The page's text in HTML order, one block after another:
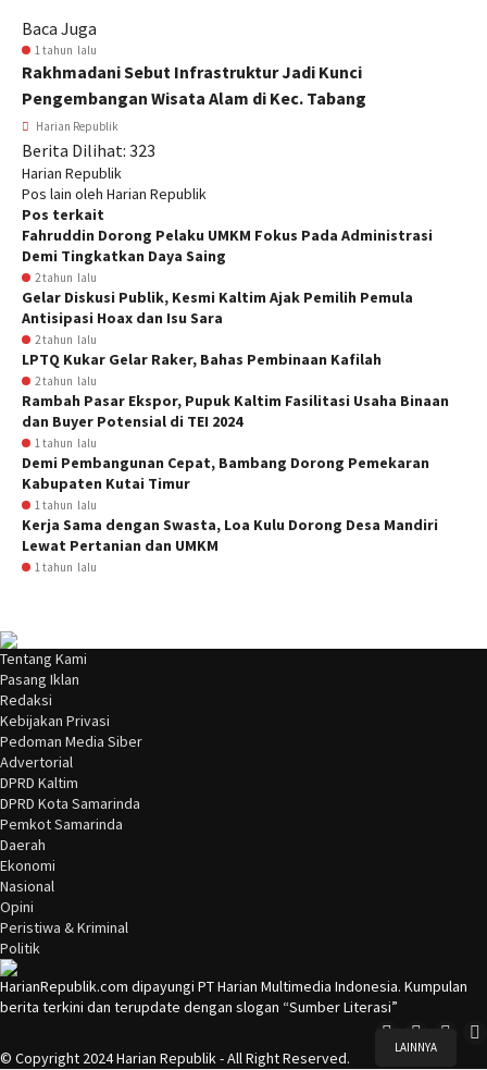
Baca Juga
1 tahun lalu
Rakhmadani Sebut Infrastruktur Jadi Kunci
Pengembangan Wisata Alam di Kec. Tabang
Harian Republik
Berita Dilihat: 323
Harian Republik
Pos lain oleh Harian Republik
Pos terkait
Fahruddin Dorong Pelaku UMKM Fokus Pada Administrasi
Demi Tingkatkan Daya Saing
2 tahun lalu
Gelar Diskusi Publik, Kesmi Kaltim Ajak Pemilih Pemula
Antisipasi Hoax dan Isu Sara
2 tahun lalu
LPTQ Kukar Gelar Raker, Bahas Pembinaan Kafilah
2 tahun lalu
Rambah Pasar Ekspor, Pupuk Kaltim Fasilitasi Usaha Binaan
dan Buyer Potensial di TEI 2024
1 tahun lalu
Demi Pembangunan Cepat, Bambang Dorong Pemekaran
Kabupaten Kutai Timur
1 tahun lalu
Kerja Sama dengan Swasta, Loa Kulu Dorong Desa Mandiri
Lewat Pertanian dan UMKM
1 tahun lalu
LAINNYA
Tentang Kami
Pasang Iklan
Redaksi
Kebijakan Privasi
Pedoman Media Siber
Advertorial
DPRD Kaltim
DPRD Kota Samarinda
Pemkot Samarinda
Daerah
Ekonomi
Nasional
Opini
Peristiwa & Kriminal
Politik
HarianRepublik.com dipayungi PT Harian Multimedia Indonesia. Kumpulan
berita terkini dan terupdate dengan slogan “Sumber Literasi”
© Copyright 2024 Harian Republik - All Right Reserved.